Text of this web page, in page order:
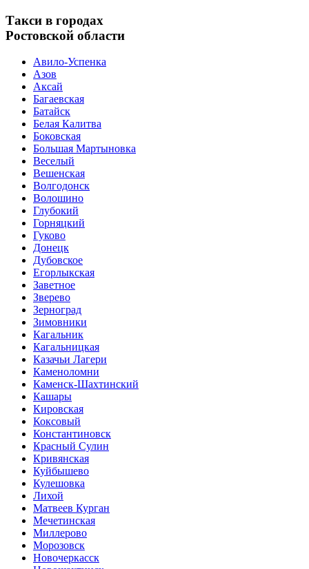
Такси в городах
Ростовской области
Авило-Успенка
Азов
Аксай
Багаевская
Батайск
Белая Калитва
Боковская
Большая Мартыновка
Веселый
Вешенская
Волгодонск
Волошино
Глубокий
Горняцкий
Гуково
Донецк
Дубовское
Егорлыкская
Заветное
Зверево
Зерноград
Зимовники
Кагальник
Кагальницкая
Казачьи Лагери
Каменоломни
Каменск-Шахтинский
Кашары
Кировская
Коксовый
Константиновск
Красный Сулин
Кривянская
Куйбышево
Кулешовка
Лихой
Матвеев Курган
Мечетинская
Миллерово
Морозовск
Новочеркасск